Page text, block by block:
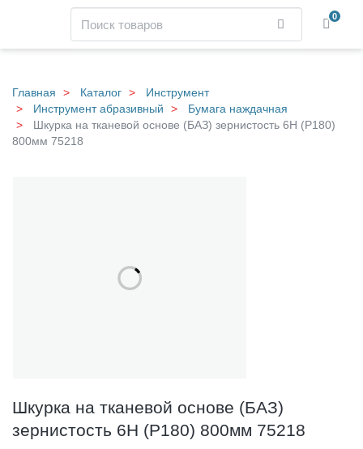
main
content
Найти 0
Главная Каталог
Инструмент
Инструмент абразивный
Бумага наждачная
Шкурка на тканевой основе (БАЗ) зернистость 6Н (P180)
800мм 75218
о
й
о
Шкурка на тканевой основе (БАЗ)
зернистость 6Н (P180) 800мм 75218